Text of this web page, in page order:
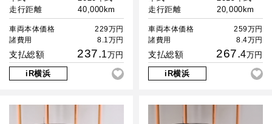
走行距離
40,000km
車両本体価格
229万円
諸費用
8.1万円
支払総額 237.1万円
iR横浜
走行距離
20,000km
車両本体価格
259万円
諸費用
8.4万円
支払総額 267.4万円
iR横浜